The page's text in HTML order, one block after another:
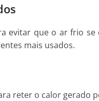
evitar que o ar frio se
mais usados.
reter o calor gerado